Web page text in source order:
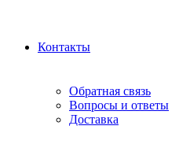
Контакты
Обратная связь
Вопросы и ответы
Доставка